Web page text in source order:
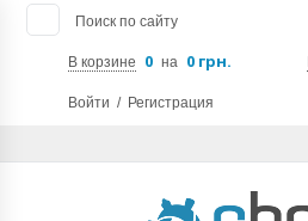
Поиск по сайту
В корзине 0 на 0 грн.
Войти / Регистрация